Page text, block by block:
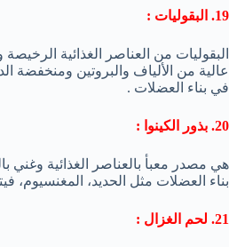
19. البقوليات :
البقوليات من العناصر الغذائية
عالية من الألياف والبروتين ومنخفضة
في بناء العضلات .
20. بذور الكينوا :
هي مصدر معبأ بالعناصر الغذائية وغني
بناء العضلات مثل الحديد، المغنسيوم،
21. لحم الغزال :